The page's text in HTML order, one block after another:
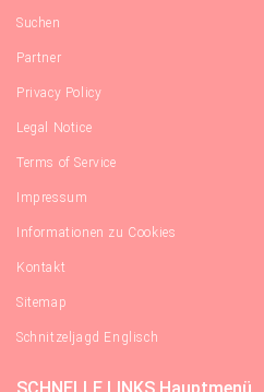
Suchen
Partner
Privacy Policy
Legal Notice
Terms of Service
Impressum
Informationen zu Cookies
Kontakt
Sitemap
Schnitzeljagd Englisch